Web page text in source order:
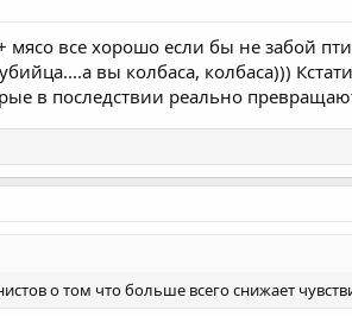
мясо все хорошо если бы не забой
вы колбаса, колбаса)))
в последствии реально
о том что больше всего снижает